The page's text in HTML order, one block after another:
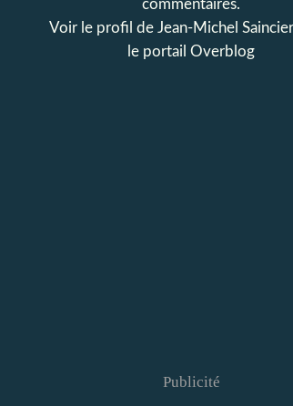
commentaires.
Voir le profil de Jean-Michel
le portail Overblog
Publicité